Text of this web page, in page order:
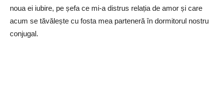
noua ei iubire, pe șefa ce mi-a distrus relația de amor și care
acum se tăvălește cu fosta mea parteneră în dormitorul nostru
conjugal.